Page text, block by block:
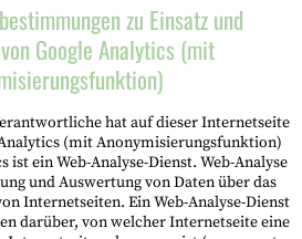
zu Einsatz und
Google Analytics (mit
hat auf dieser Internetseite
(mit Anonymisierungsfunktion)
ein Web-Analyse-Dienst. Web-Analyse
und Auswertung von Daten über das
Internetseiten. Ein Web-Analyse-Dienst
darüber, von welcher Internetseite eine